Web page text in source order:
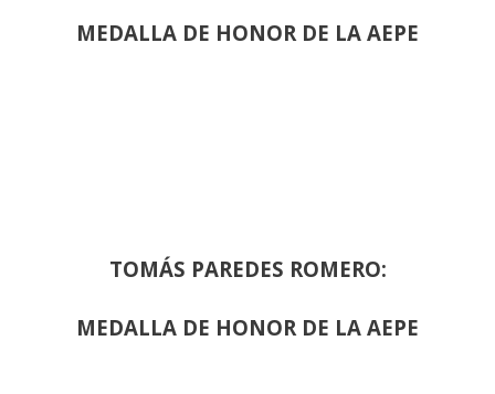
MEDALLA DE HONOR DE LA AEPE
TOMÁS PAREDES ROMERO:
MEDALLA DE HONOR DE LA AEPE